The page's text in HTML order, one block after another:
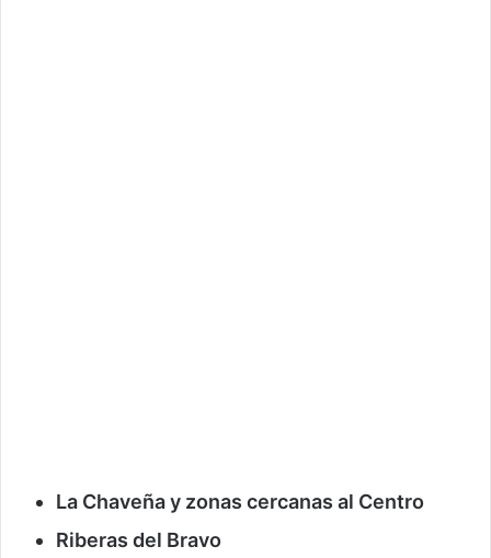
La Chaveña y zonas cercanas al Centro
Riberas del Bravo